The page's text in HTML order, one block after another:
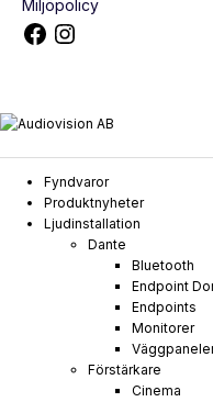
Miljöpolicy
Fyndvaror
Produktnyheter
Ljudinstallation
Dante
Bluetooth
Endpoint
Endpoints
Monitorer
Förstärkare
Cinema